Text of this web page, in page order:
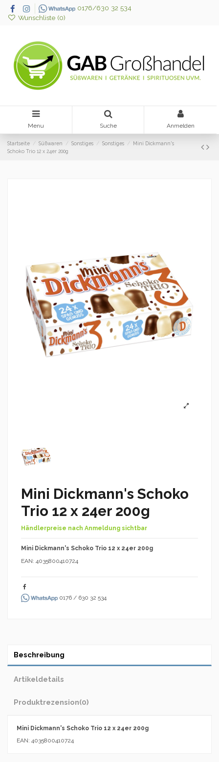
0176/630 32 534
Wunschliste (0)
Menu Suche Anmelden
Startseite Süßwaren Sonstiges Sonstiges
Mini Dickmann's
Schoko Trio 12 x 24er 200g
Mini Dickmann's Schoko
Trio 12 x 24er 200g
Händlerpreise nach Anmeldung sichtbar
Mini Dickmann's Schoko Trio 12 x 24er 200g
EAN: 4035800410724
0176 / 630 32 534
Beschreibung
Artikeldetails
Produktrezension(0)
Mini Dickmann's Schoko Trio 12 x 24er 200g
EAN: 4035800410724